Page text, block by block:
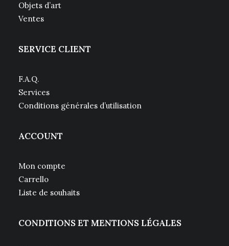
Objets d’art
Ventes
SERVICE CLIENT
F.A.Q.
Services
Conditions générales d’utilisation
ACCOUNT
Mon compte
Carrello
Liste de souhaits
CONDITIONS ET MENTIONS LÉGALES